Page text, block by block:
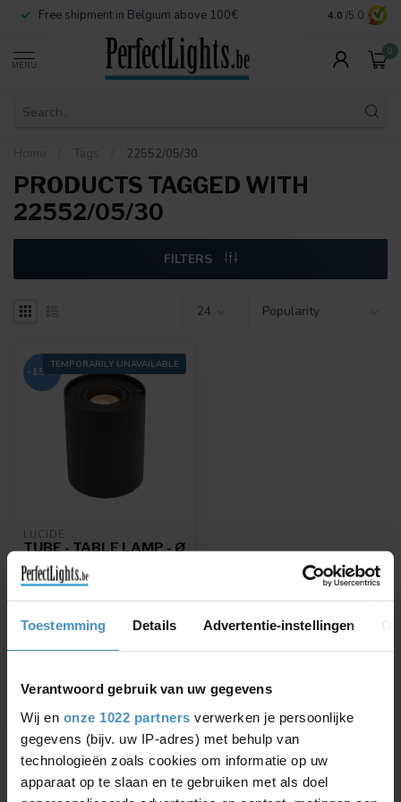
Toestemming Details Advertentie-instellingen
Verantwoord gebruik van uw gegevens
Wij en onze 1022 partners verwerken je persoonlijke
gegevens (bijv. uw IP-adres) met behulp van
technologieën zoals cookies om informatie op uw
apparaat op te slaan en te gebruiken met als doel
Free shipment in Belgium above 100€ Secure
4.0 /5.0
MENU
0
Home Tags 22552/05/30
PRODUCTS TAGGED WITH
22552/05/30
FILTERS
TEMPORARILY UNAVAILABLE
-15%
LUCIDE
TUBE - TABLE LAMP - Ø
9,6 CM - LED DIM. -
GU10 - 1X5W
TUBE - Table lamp - Ø 9,6
cm - LED Dim. - GU10 -
StepDim - ...
€41,95 €35,66
Showing1-1of 1